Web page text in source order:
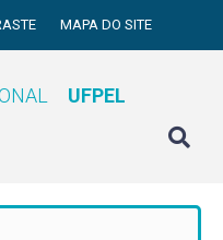
MAPA DO SITE
UFPEL